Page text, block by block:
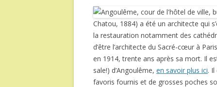
Chatou, 1884) a été un architecte qui
la restauration notamment des
d’être l’architecte du Sacré-cœur à
en 1914, trente ans après sa mort. Il
sale!) d’Angoulême, en savoir plus ici.
favoris fournis et de grosses poches